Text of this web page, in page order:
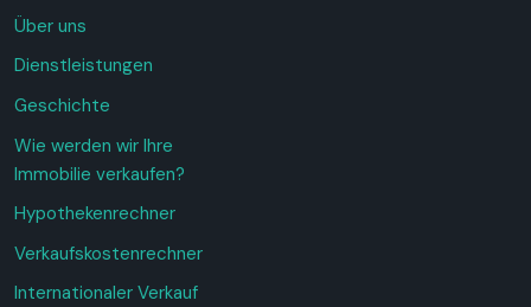
Über uns
Dienstleistungen
Geschichte
Wie werden wir Ihre
Immobilie verkaufen?
Hypothekenrechner
Verkaufskostenrechner
Internationaler Verkauf